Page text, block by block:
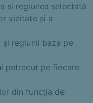
și regiunea selectată
vizitate și a
și regiunii baza pe
petrecut pe fiecare
din funcția de